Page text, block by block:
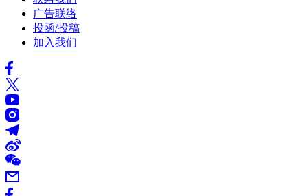
广告联络
投函/投稿
加入我们